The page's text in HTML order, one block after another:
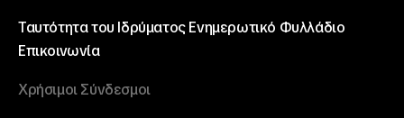
Ταυτότητα του ΙδρύματοςΕνημερωτικό Φυλλάδιο
Επικοινωνία
Χρήσιμοι Σύνδεσμοι